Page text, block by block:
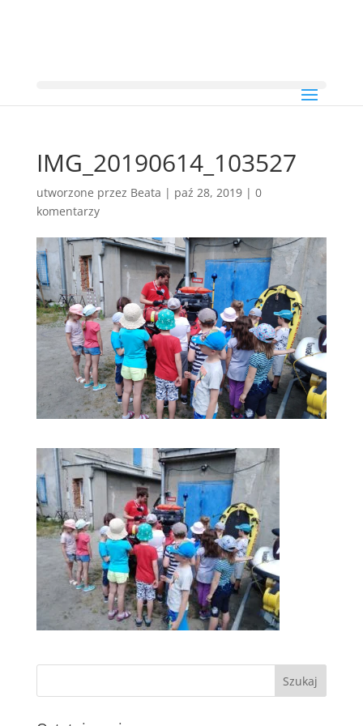
IMG_20190614_103527
utworzone przez Beata | paź 28, 2019| 0
komentarzy